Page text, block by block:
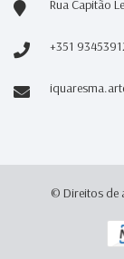
Rua Capitão
+351
© Direitos de